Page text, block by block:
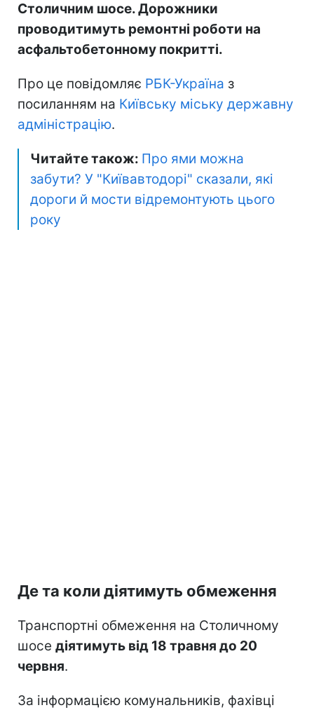
Столичним шосе. Дорожники
проводитимуть ремонтні роботи на
асфальтобетонному покритті.
Про це повідомляє РБК-Україна з
посиланням на Київську міську державну
адміністрацію.
Читайте також: Про ями можна
забути? У "Київавтодорі" сказали, які
дороги й мости відремонтують цього
року
Де та коли діятимуть обмеження
Транспортні обмеження на Столичному
шосе діятимуть від 18 травня до 20
червня.
За інформацією комунальників, фахівці